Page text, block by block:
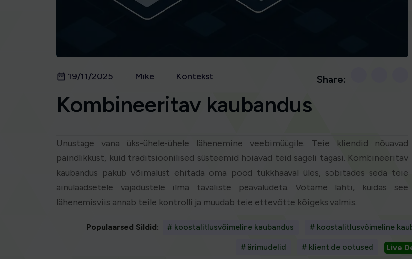
19/11/2025 Mike Kontekst Share:
Kombineeritav kaubandus
Unustage vana üks-ühele-ühele lähenemine veebimüügile. Teie kliendid nõuavad
paindlikkust, kuid traditsioonilised süsteemid hoiavad teid sageli tagasi. Kombineeritav
kaubandus pakub võimalust ehitada oma pood tükkhaaval üles, sobitades seda teie
ainulaadsetele vajadustele ilma tavaliste peavaludeta. Võtame lahti, kuidas see
lähenemisviis annab teile kontrolli ja muudab teie ettevõtte kõigeks valmis.
Populaarsed Sildid: # koostalitlusvõimeline kaubandus # koostalitlusvõimeline
# ärimudelid # klientide ootused Live